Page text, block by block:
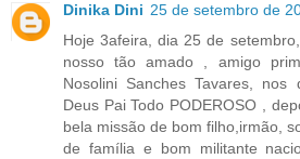
Dinika Dini 25 de setembro de
Hoje 3afeira, dia 25 de
nosso tão amado , amigo
Nosolini Sanches Tavares,
Deus Pai Todo PODEROSO ,
bela missão de bom filho,irmão,
de família e bom militante